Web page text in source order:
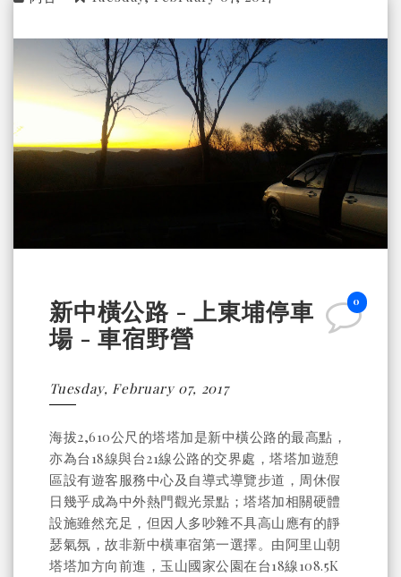
0
新中橫公路 - 上東埔停車
場 - 車宿野營
Tuesday, February 07, 2017
海拔2,610公尺的塔塔加是新中橫公路的最高點，
亦為台18線與台21線公路的交界處，塔塔加遊憩
區設有遊客服務中心及自導式導覽步道，周休假
日幾乎成為中外熱門觀光景點；塔塔加相關硬體
設施雖然充足，但因人多吵雜不具高山應有的靜
瑟氣氛，故非新中橫車宿第一選擇。由阿里山朝
塔塔加方向前進，玉山國家公園在台18線108.5K